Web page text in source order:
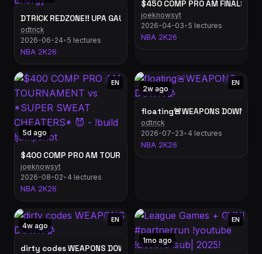
odtrick
2026-06-24•5 lectures
NBA 2K26
$450 COMP PRO AM FINALS vs
joeknowsyt
2026-04-03•5 lectures
NBA 2K26
5d ago
EN
$400 COMP PRO AM TOURNAMENT vs *SUPER SWEAT
joeknowsyt
2026-08-02• 4 lectures
NBA 2K26
2w ago
EN
floating🚨WEAPONS DOWN🥀
odtrick
2026-07-23• 4 lectures
NBA 2K26
4w ago
EN
dirty codes WEAPONS DOWN🥀
1mo ago
EN